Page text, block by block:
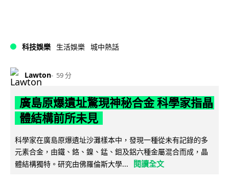
科技娛樂 生活娛樂 城中熱話
Lawton 59 分
廣島原爆遺址驚現神秘合金 科學家指晶
體結構前所未見
科學家在廣島原爆遺址沙灘樣本中，發現一種從未有記錄的多
元素合金，由鐵、鉻、鎳、錳、鉬及鋁六種金屬混合而成，晶
體結構獨特。研究由佛羅倫斯大學...
閱讀全文